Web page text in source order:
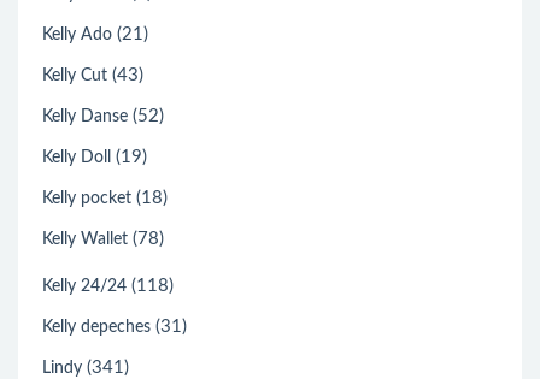
Kelly Ado (21)
Kelly Cut (43)
Kelly Danse (52)
Kelly Doll (19)
Kelly pocket (18)
Kelly Wallet (78)
Kelly 24/24 (118)
Kelly depeches (31)
Lindy (341)